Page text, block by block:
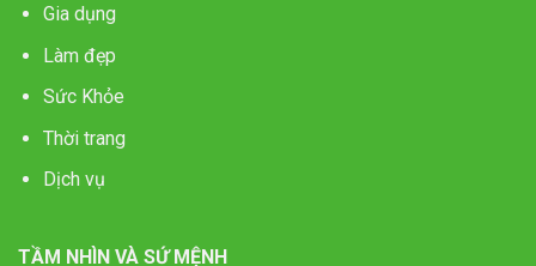
Gia dụng
Làm đẹp
Sức Khỏe
Thời trang
Dịch vụ
TẦM NHÌN VÀ SỨ MỆNH